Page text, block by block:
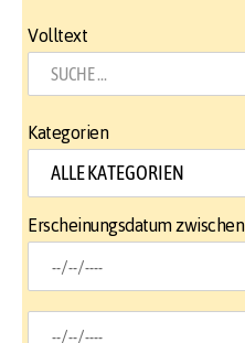
Volltext
Kategorien
Erscheinungsdatum zwischen